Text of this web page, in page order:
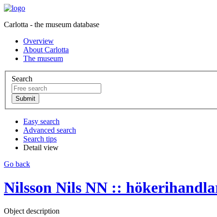
Carlotta - the museum database
Overview
About Carlotta
The museum
Search
Easy search
Advanced search
Search tips
Detail view
Go back
Nilsson Nils NN ::
Object description